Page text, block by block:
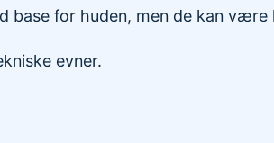
base for huden, men de kan
evner.